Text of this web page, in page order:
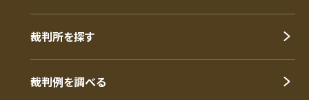
裁判所を探す
裁判例を調べる